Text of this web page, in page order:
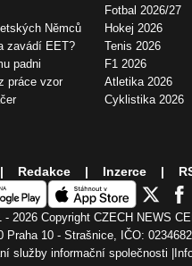
Němců
zavádí EET?
padni
práce vzor
Fotbal 2026/27
Hokej 2026
Tenis 2026
F1 2026
Atletika 2026
Cyklistika 2026
Redakce Inzerce
- 2026 Copyright CZECH NEWS
10 - Strašnice, IČO:
služby informační společnosti